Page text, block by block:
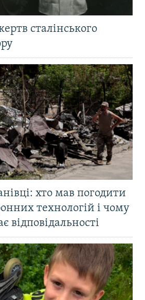
сталінського
хто мав погодити
технологій і чому
відповідальності